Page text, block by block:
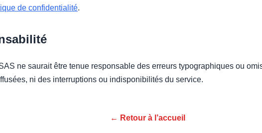
de confidentialité.
ne saurait être tenue responsable des erreurs typographiques ou
ni des interruptions ou indisponibilités du service.
← Retour à l’accueil